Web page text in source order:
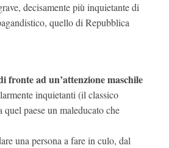
decisamente più inquietante di
quello di Repubblica
fronte ad un’attenzione maschile
inquietanti (il classico
paese un maleducato che
una persona a fare in culo, dal